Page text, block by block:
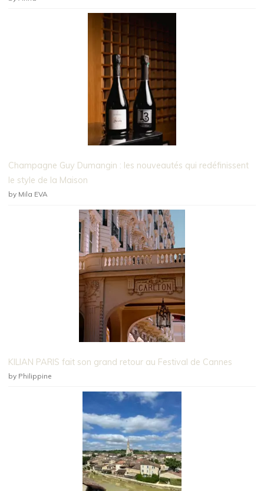
Champagne Guy Dumangin : les nouveautés qui redéfinissent
le style de la Maison
by Mila EVA
KILIAN PARIS fait son grand retour au Festival de Cannes
by Philippine